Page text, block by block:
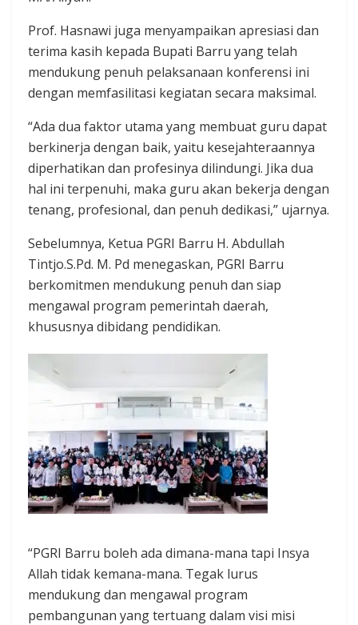
Prof. Hasnawi juga menyampaikan apresiasi dan
terima kasih kepada Bupati Barru yang telah
mendukung penuh pelaksanaan konferensi ini
dengan memfasilitasi kegiatan secara maksimal.
“Ada dua faktor utama yang membuat guru dapat
berkinerja dengan baik, yaitu kesejahteraannya
diperhatikan dan profesinya dilindungi. Jika dua
hal ini terpenuhi, maka guru akan bekerja dengan
tenang, profesional, dan penuh dedikasi,” ujarnya.
Sebelumnya, Ketua PGRI Barru H. Abdullah
Tintjo.S.Pd. M. Pd menegaskan, PGRI Barru
berkomitmen mendukung penuh dan siap
mengawal program pemerintah daerah,
khususnya dibidang pendidikan.
“PGRI Barru boleh ada dimana-mana tapi Insya
Allah tidak kemana-mana. Tegak lurus
mendukung dan mengawal program
pembangunan yang tertuang dalam visi misi